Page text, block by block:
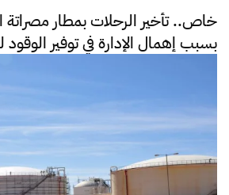
خاص.. تأخير الرحلات بمطار مصراتة
بسبب إهمال الإدارة في توفير